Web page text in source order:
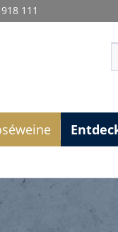
111